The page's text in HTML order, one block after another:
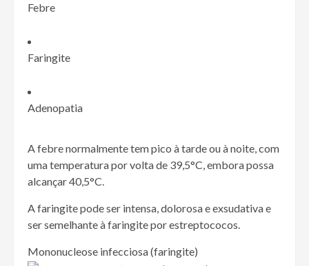
Febre
Faringite
Adenopatia
A febre normalmente tem pico à tarde ou à noite, com
uma temperatura por volta de 39,5°C, embora possa
alcançar 40,5°C.
A faringite pode ser intensa, dolorosa e exsudativa e
ser semelhante à faringite por estreptococos.
Mononucleose infecciosa (faringite)